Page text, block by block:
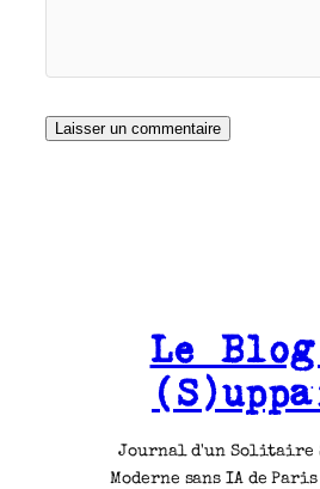
Le
Journal d'un Solitaire
Moderne sans IA de